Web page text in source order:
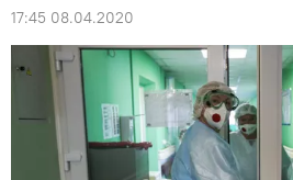
17:45 08.04.2020